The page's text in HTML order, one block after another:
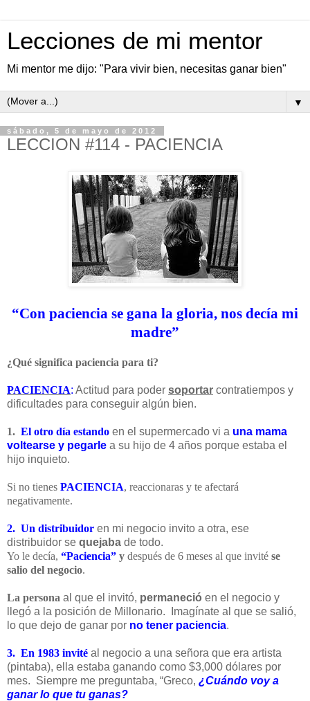
Lecciones de mi mentor
Mi mentor me dijo: "Para vivir bien, necesitas ganar bien"
▼
sábado, 5 de mayo de 2012
LECCION #114 - PACIENCIA
“Con paciencia se gana la gloria, nos decía mi
madre”
¿Qué significa paciencia para ti?
PACIENCIA: Actitud para poder soportar contratiempos y
dificultades para conseguir algún bien.
1. El otro día estando en el supermercado vi a una mama
voltearse y pegarle a su hijo de 4 años porque estaba el
hijo inquieto.
Si no tienes PACIENCIA, reaccionaras y te afectará
negativamente.
2. Un distribuidor en mi negocio invito a otra, ese
distribuidor se quejaba de todo.
Yo le decía, “Paciencia” y después de 6 meses al que invité se
salio del negocio.
La persona al que el invitó, permaneció en el negocio y
llegó a la posición de Millonario. Imagínate al que se salió,
lo que dejo de ganar por no tener paciencia.
3. En 1983 invité al negocio a una señora que era artista
(pintaba), ella estaba ganando como $3,000 dólares por
mes. Siempre me preguntaba, “Greco, ¿Cuándo voy a
ganar lo que tu ganas?